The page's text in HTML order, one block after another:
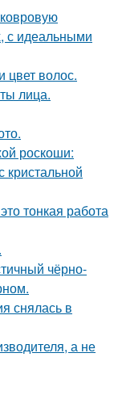
с идеальными
цвет волос.
лица.
роскоши:
кристальной
тонкая работа
чёрно-
снялась в
а не